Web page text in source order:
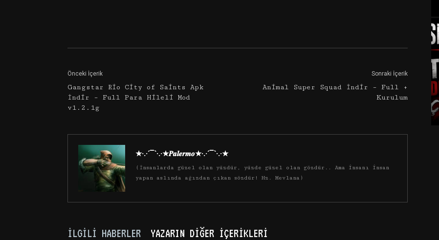
Önceki İçerik
Gangstar Rio City of Saints Apk
İndir – Full Para Hileli Mod
v1.2.1g
Sonraki İçerik
Animal Super Squad İndir – Full +
Kurulum
★·.·´¯`·.·★𝑷𝒂𝒍𝒆𝒓𝒎𝒐★·.·´¯`·.·★
(İnsanlarda güzel olan yüzdür, yüzde güzel olan gözdür.. Ama insanı insan
yapan aslında ağızdan çıkan sözdür! Hz. Mevlana)
İLGILI HABERLER YAZARIN DIĞER İÇERIKLERI